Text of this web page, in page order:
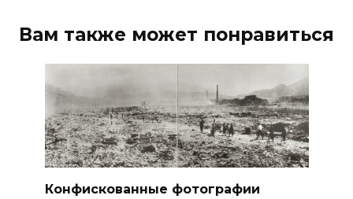
Вам также может понравиться
Конфискованные фотографии